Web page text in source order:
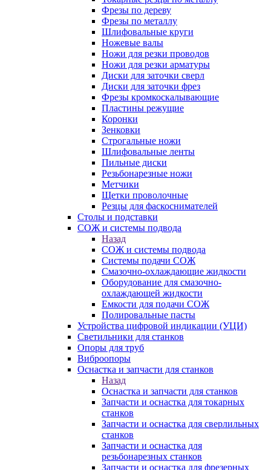
Фрезы по дереву
Фрезы по металлу
Шлифовальные круги
Ножевые валы
Ножи для резки проводов
Ножи для резки арматуры
Диски для заточки сверл
Диски для заточки фрез
Фрезы кромкоскалывающие
Пластины режущие
Коронки
Зенковки
Строгальные ножи
Шлифовальные ленты
Пильные диски
Резьбонарезные ножи
Метчики
Щетки проволочные
Резцы для фаскоснимателей
Столы и подставки
СОЖ и системы подвода
Назад
СОЖ и системы подвода
Системы подачи СОЖ
Смазочно-охлаждающие жидкости
Оборудование для смазочно-
охлаждающей жидкости
Емкости для подачи СОЖ
Полировальные пасты
Устройства цифровой индикации (УЦИ)
Светильники для станков
Опоры для труб
Виброопоры
Оснастка и запчасти для станков
Назад
Оснастка и запчасти для станков
Запчасти и оснастка для токарных
станков
Запчасти и оснастка для сверлильных
станков
Запчасти и оснастка для
резьбонарезных станков
Запчасти и оснастка для фрезерных